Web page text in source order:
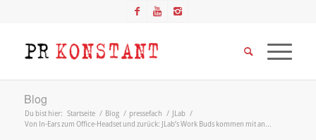
Blog
Du bist hier: Startseite / Blog / pressefach / JLab /
Von In-Ears zum Office-Headset und zurück: JLab’s Work Buds kommen mit an...